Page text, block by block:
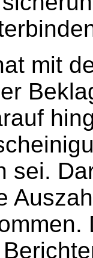
mit
sei.